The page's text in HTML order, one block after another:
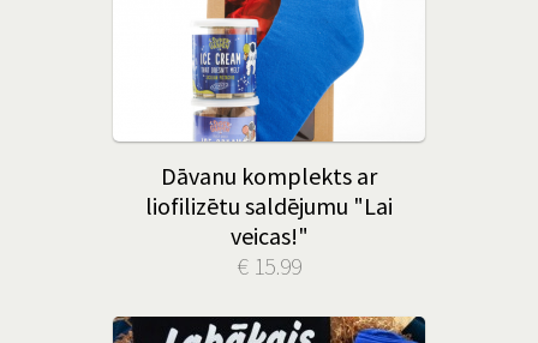
Dāvanu komplekts ar
liofilizētu saldējumu "Lai
veicas!"
€ 15.99